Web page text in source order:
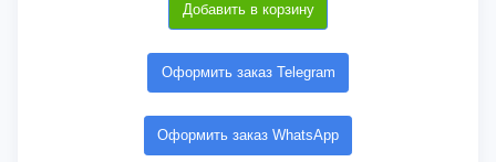
Добавить в корзину
Оформить заказ Telegram
Оформить заказ WhatsApp